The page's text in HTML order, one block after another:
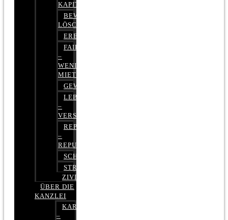
KAPITALMARKTRECHT
BEWERTUNGEN
LÖSCHEN
ERBRECHT
FAIRMIETEN
–
WENIGER
MIETE
GEWERBERECHT
LEBENSVERSICHERUNG
–
VERSICHERUNGSRECHT
REPUTATIONSRECHT
–
REPUTATIONSMANAGEMENT
SCHUFARECHT
STRAFRECHT
ZIVILRECHT
ÜBER DIE
KANZLEI
KARRIERE
–